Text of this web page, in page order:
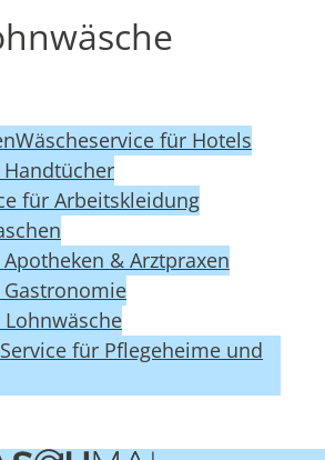
Wäscheservice für Hotels
für Arbeitskleidung
& Arztpraxen
für Pflegeheime und